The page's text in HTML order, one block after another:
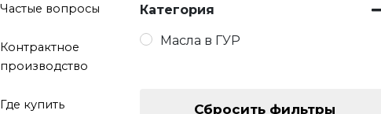
Частые вопросы
Контрактное
производство
Где купить
Категория
Масла в ГУР
Сбросить фильтры